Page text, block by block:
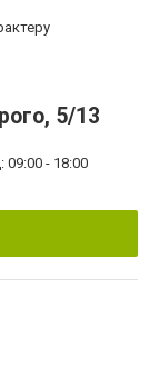
5/13
09:00 - 18:00